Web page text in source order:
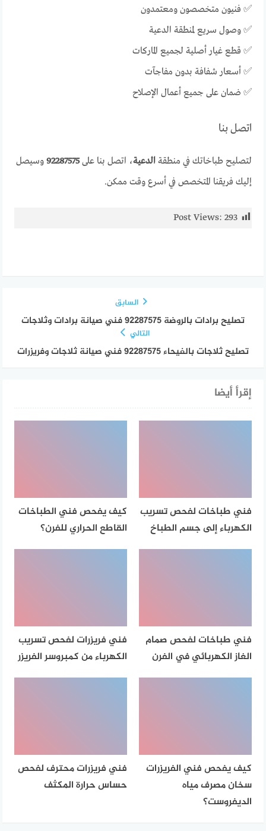
✅ فنيون متخصصون ومعتمدون
✅ وصول سريع لمنطقة الدعية
✅ قطع غيار أصلية لجميع الماركات
✅ أسعار شفافة بدون مفاجآت
✅ ضمان على جميع أعمال الإصلاح
اتصل بنا
لتصليح طباخاتك في منطقةالدعية، اتصل بنا على92287575 وسيصل
إليك فريقنا المتخصص في أسرع وقت ممكن.
Post Views: 293
السابق
تصليح برادات بالروضة 92287575 فني صيانة برادات وثلاجات
التالي
تصليح ثلاجات بالفيحاء 92287575 فني صيانة ثلاجات وفريزرات
إقرأ أيضا
فني طباخات لفحص تسريب
الكهرباء إلى جسم الطباخ
كيف يفحص فني الطباخات
القاطع الحراري للفرن؟
فني طباخات لفحص صمام
الغاز الكهربائي في الفرن
فني فريزرات لفحص تسريب
الكهرباء من كمبروسر الفريزر
كيف يفحص فني الفريزرات
سخان مصرف مياه
الديفروست؟
فني فريزرات محترف لفحص
حساس حرارة المكثف